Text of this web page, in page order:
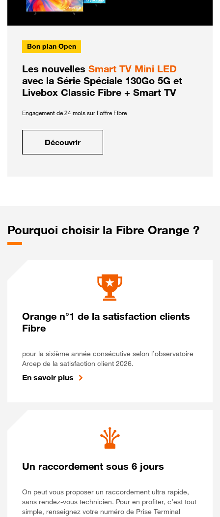
Bon plan Open
Les nouvelles Smart TV Mini LED
avec la Série Spéciale 130Go 5G et
Livebox Classic Fibre + Smart TV
Engagement de 24 mois sur l'offre Fibre
Découvrir
Pourquoi choisir la Fibre Orange ?
Orange n°1 de la satisfaction clients
Fibre
pour la sixième année consécutive selon l’observatoire
Arcep de la satisfaction client 2026.
En savoir plus
Un raccordement sous 6 jours
On peut vous proposer un raccordement ultra rapide,
sans rendez-vous technicien. Pour en profiter, c’est tout
simple, renseignez votre numéro de Prise Terminal